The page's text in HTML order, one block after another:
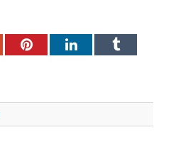
PinterestLinkedInTumblr